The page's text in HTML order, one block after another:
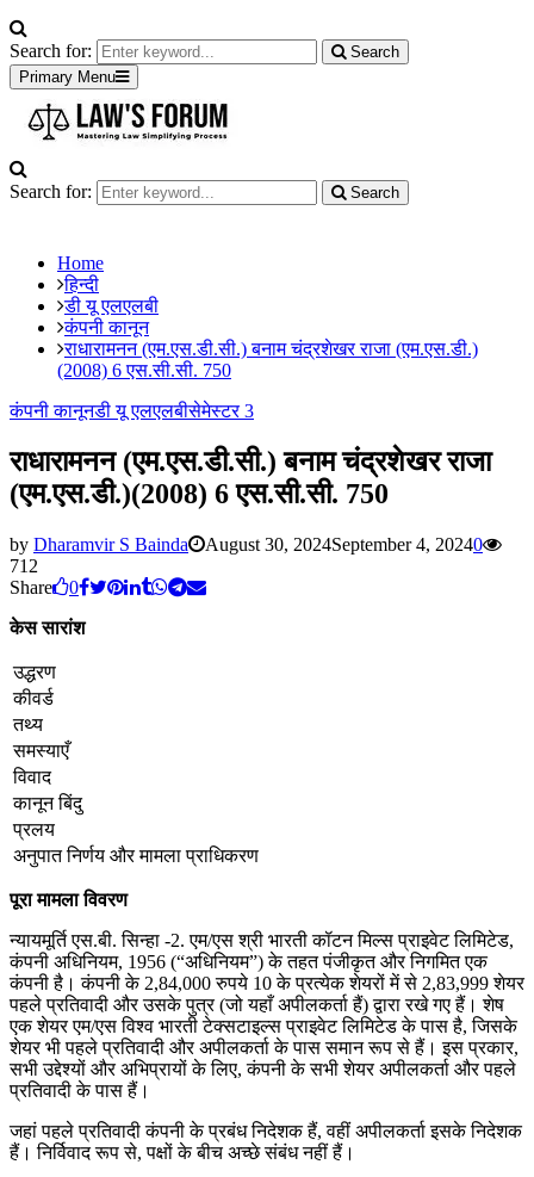
Search for:
Search
Primary Menu
Search for: Search
Home
हिन्दी
डी यू एलएलबी
कंपनी कानून
राधारामनन (एम.एस.डी.सी.) बनाम चंद्रशेखर राजा (एम.एस.डी.)
(2008) 6 एस.सी.सी. 750
कंपनी कानूनडी यू एलएलबीसेमेस्टर 3
राधारामनन (एम.एस.डी.सी.) बनाम चंद्रशेखर राजा
(एम.एस.डी.)(2008) 6 एस.सी.सी. 750
by Dharamvir S Bainda August 30, 2024September 4, 20240
712
Share
0
केस सारांश
उद्धरण
कीवर्ड
तथ्य
समस्याएँ
विवाद
कानून बिंदु
प्रलय
अनुपात निर्णय और मामला प्राधिकरण
पूरा मामला विवरण
न्यायमूर्ति एस.बी. सिन्हा -2. एम/एस श्री भारती कॉटन मिल्स प्राइवेट लिमिटेड,
कंपनी अधिनियम, 1956 (“अधिनियम”) के तहत पंजीकृत और निगमित एक
कंपनी है। कंपनी के 2,84,000 रुपये 10 के प्रत्येक शेयरों में से 2,83,999 शेयर
पहले प्रतिवादी और उसके पुत्र (जो यहाँ अपीलकर्ता हैं) द्वारा रखे गए हैं। शेष
एक शेयर एम/एस विश्व भारती टेक्सटाइल्स प्राइवेट लिमिटेड के पास है, जिसके
शेयर भी पहले प्रतिवादी और अपीलकर्ता के पास समान रूप से हैं। इस प्रकार,
सभी उद्देश्यों और अभिप्रायों के लिए, कंपनी के सभी शेयर अपीलकर्ता और पहले
प्रतिवादी के पास हैं।
जहां पहले प्रतिवादी कंपनी के प्रबंध निदेशक हैं, वहीं अपीलकर्ता इसके निदेशक
हैं। निर्विवाद रूप से, पक्षों के बीच अच्छे संबंध नहीं हैं।